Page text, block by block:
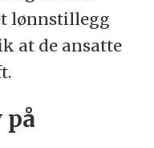
lønnstillegg
at de ansatte
på